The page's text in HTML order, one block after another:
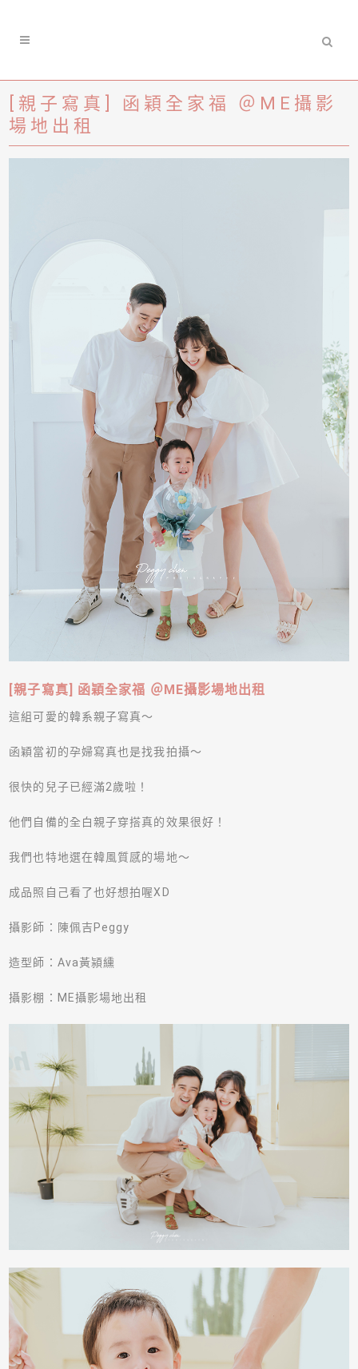
[親子寫真] 函穎全家福 ＠ME攝影
場地出租
[親子寫真] 函穎全家福 ＠ME攝影場地出租
這組可愛的韓系親子寫真～
函穎當初的孕婦寫真也是找我拍攝～
很快的兒子已經滿2歲啦！
他們自備的全白親子穿搭真的效果很好！
我們也特地選在韓風質感的場地～
成品照自己看了也好想拍喔XD
攝影師：陳佩吉Peggy
造型師：Ava黃潁纁
攝影棚： ME攝影場地出租